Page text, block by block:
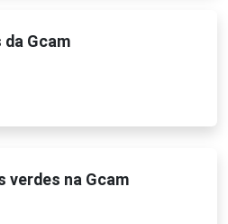
Gcam
verdes na Gcam